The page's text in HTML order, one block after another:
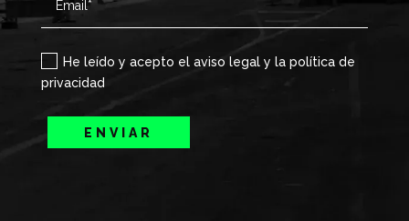
He leído y acepto el aviso legal y la política de
privacidad
ENVIAR